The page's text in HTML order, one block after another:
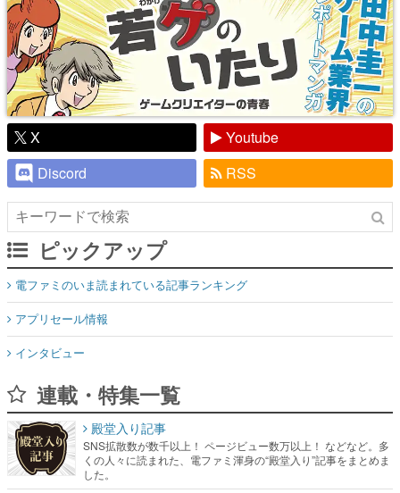
X
Youtube
Discord
RSS
ピックアップ
電ファミのいま読まれている記事ランキング
アプリセール情報
インタビュー
連載・特集一覧
殿堂入り記事
SNS拡散数が数千以上！ ページビュー数万以上！ などなど。多
くの人々に読まれた、電ファミ渾身の“殿堂入り”記事をまとめま
した。